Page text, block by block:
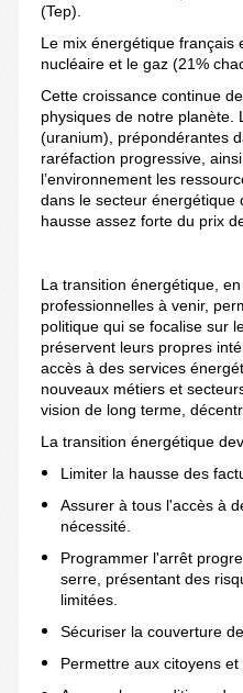
(Tep).
Le mix énergétique français
nucléaire et le gaz (21%
Cette croissance continue
physiques de notre planète.
(uranium), prépondérantes
raréfaction progressive,
l’environnement les
dans le secteur énergétique
hausse assez forte du prix
La transition énergétique,
professionnelles à venir,
politique qui se focalise sur
préservent leurs propres
accès à des services
nouveaux métiers et
vision de long terme,
La transition énergétique
Limiter la hausse des
Assurer à tous l'accès à
nécessité.
Programmer l'arrêt
serre, présentant des
limitées.
Sécuriser la couverture
Permettre aux citoyens